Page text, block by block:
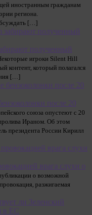
иностранным гражданам
региона.
[…]
полученный
игроки Silent Hill
контент, который полагался
[…]
после 20
союза опустеют с 20
Ираном. Об этом
президента России Кирилл
врага слухи о
о возможной
разжигаемая